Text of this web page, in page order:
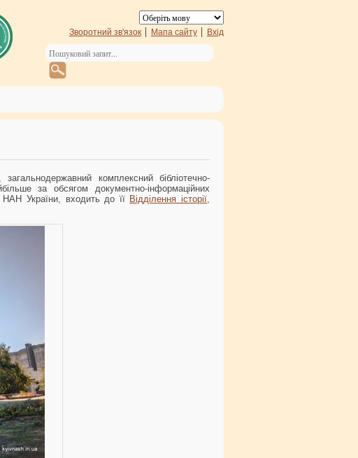
Зворотний зв'язок Мапа сайту Вхід
комплексний бібліотечно-
за обсягом документно-інформаційних
НАН України, входить до її Відділення історії,